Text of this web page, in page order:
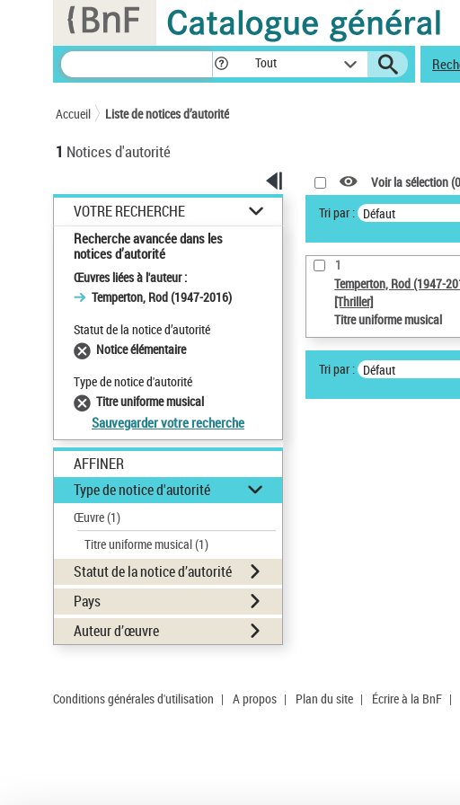
Tout
Accueil Liste de notices d’autorité
1 Notices d'autorité
VOTRE RECHERCHE
Recherche avancée dans les
notices d’autorité
Œuvres liées à l'auteur :
Temperton, Rod (1947-2016)
Statut de la notice d’autorité
Notice élémentaire
Type de notice d'autorité
Titre uniforme musical
Sauvegarder votre recherche
AFFINER
Type de notice d'autorité
Œuvre(1)
Titre uniforme musical(1)
Statut de la notice d’autorité
Pays
Auteur d’œuvre
Voir la sélection (
Tri par : Défaut
1
Temperton, Rod (1947-
[Thriller]
Titre uniforme musical
Tri par : Défaut
Conditions générales d'utilisation | A propos | Plan du site | Écrire à la BnF |
Panneau de gestion des cookies